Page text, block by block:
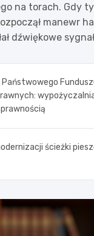
na torach. Gdy
manewr
dźwiękowe
ścieżki